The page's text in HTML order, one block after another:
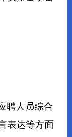
聘人员综合
表达等方面